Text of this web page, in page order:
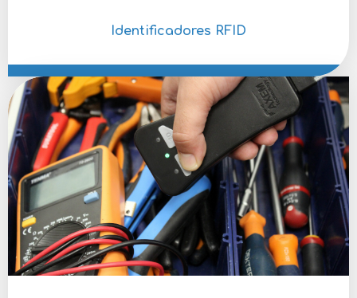
nuevos lectores AX'Up están listos para
transformar su vida laboral diaria. ¡Explore la gama
Descubrir la gama
Identificadores RFID